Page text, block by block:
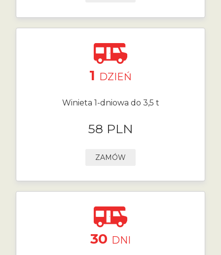
1 DZIEŃ
Winieta 1-dniowa do 3,5 t
58 PLN
ZAMÓW
30 DNI